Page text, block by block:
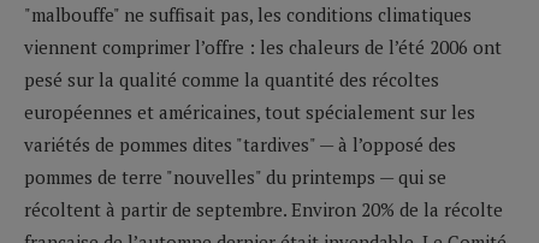
"malbouffe" ne suffisait pas, les conditions climatiques
viennent comprimer l’offre : les chaleurs de l’été 2006 ont
pesé sur la qualité comme la quantité des récoltes
européennes et américaines, tout spécialement sur les
variétés de pommes dites "tardives" — à l’opposé des
pommes de terre "nouvelles" du printemps — qui se
récoltent à partir de septembre. Environ 20% de la récolte